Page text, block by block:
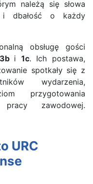
należą się słowa
i dbałość o każdy
obsługę gości
3b i 1c. Ich postawa,
spotkały się z
wydarzenia,
przygotowania
zawodowej.
URC